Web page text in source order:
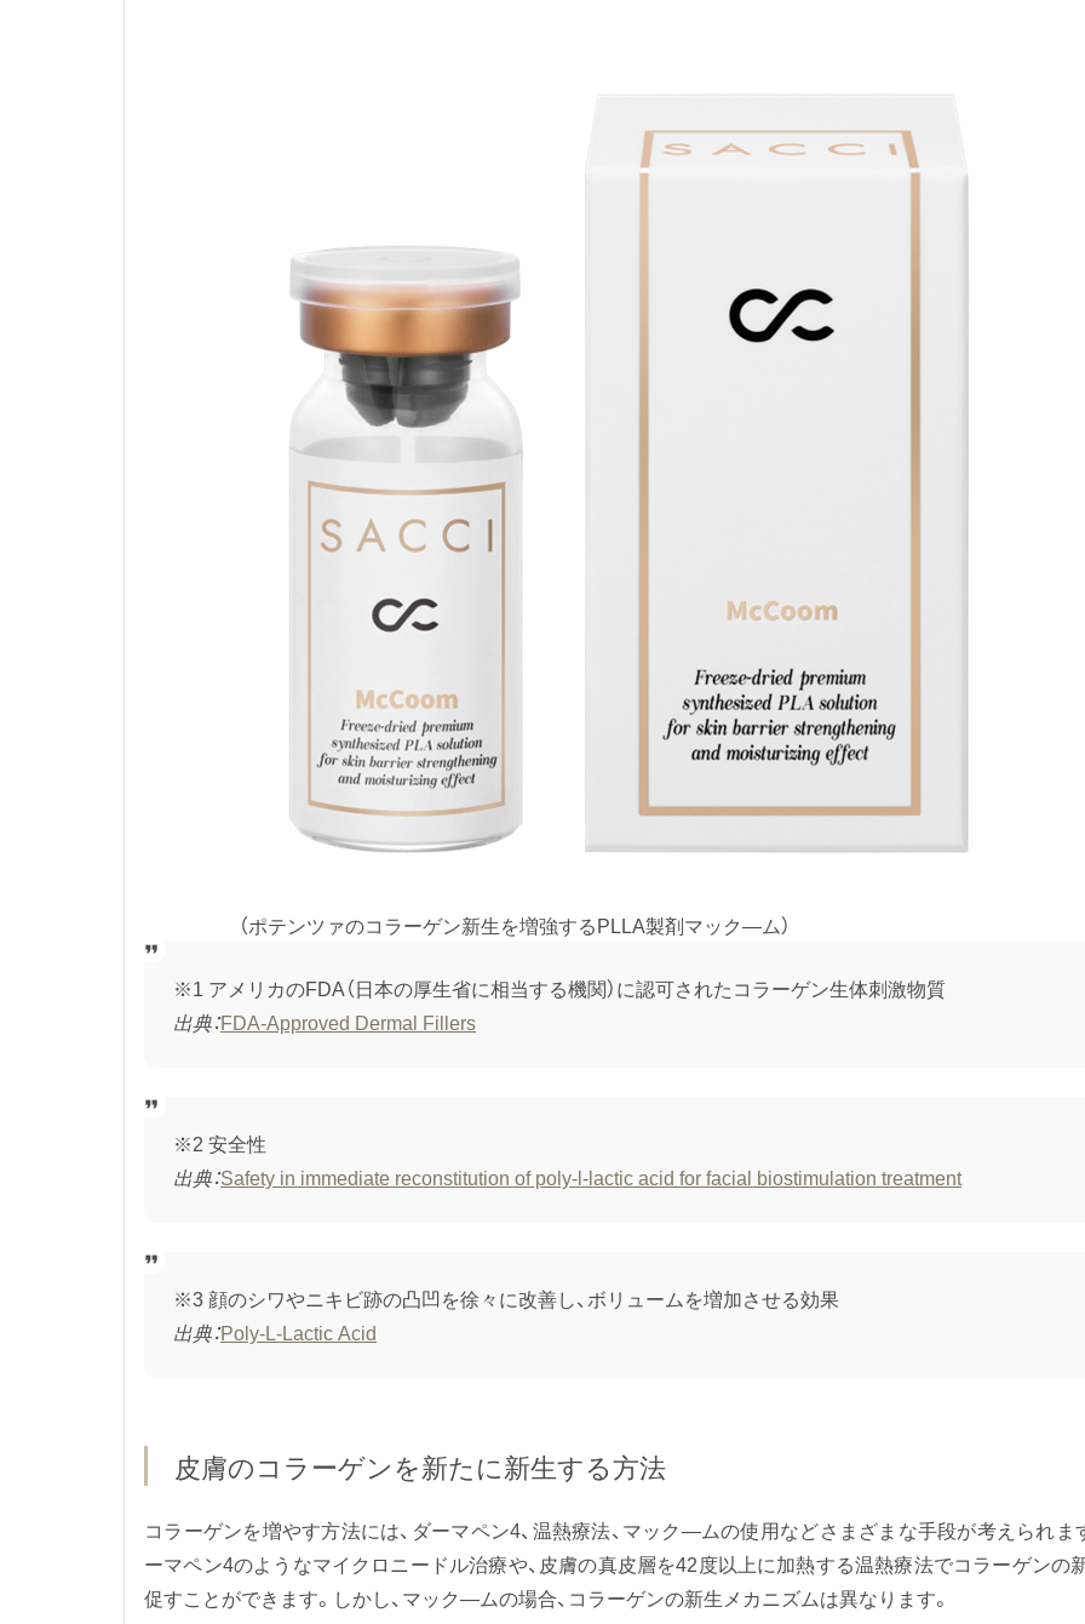
（ポテンツァのコラーゲン新生を増強するPLLA製剤マック―ム）
※1 アメリカのFDA（日本の厚生省に相当する機関）に認可されたコラーゲン生体刺激物質
出典：FDA-Approved Dermal Fillers
※2 安全性
出典：Safety in immediate reconstitution of poly-l-lactic acid for facial biostimulation treatment
※3 顔のシワやニキビ跡の凸凹を徐々に改善し、ボリュームを増加させる効果
出典：Poly-L-Lactic Acid
皮膚のコラーゲンを新たに新生する方法
コラーゲンを増やす方法には、ダーマペン4、温熱療法、マック―ムの使用などさまざまな手段が考えられま
ーマペン4のようなマイクロニードル治療や、皮膚の真皮層を42度以上に加熱する温熱療法でコラーゲンの
促すことができます。しかし、マック―ムの場合、コラーゲンの新生メカニズムは異なります。